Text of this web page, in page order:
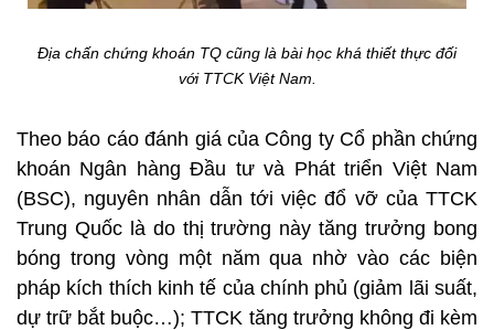
Địa chấn chứng khoán TQ cũng là bài học khá thiết thực đối
với TTCK Việt Nam.
Theo báo cáo đánh giá của Công ty Cổ phần chứng
khoán Ngân hàng Đầu tư và Phát triển Việt Nam
(BSC), nguyên nhân dẫn tới việc đổ vỡ của TTCK
Trung Quốc là do thị trường này tăng trưởng bong
bóng trong vòng một năm qua nhờ vào các biện
pháp kích thích kinh tế của chính phủ (giảm lãi suất,
dự trữ bắt buộc…); TTCK tăng trưởng không đi kèm